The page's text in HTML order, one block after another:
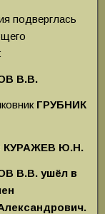
подверглась
В.В.
ГРУБНИК
КУРАЖЕВ Ю.Н.
В.В. ушёл в